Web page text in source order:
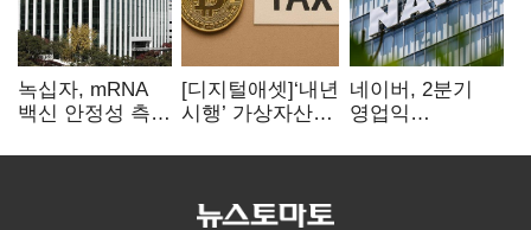
녹십자, mRNA
백신 안정성 측정
[디지털애셋]‘내년
시행’ 가상자산
문턱 넘을까
네이버, 2분기
영업익
전년비 0.2%